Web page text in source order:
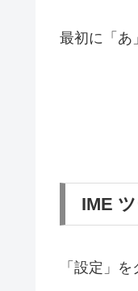
最初に「あ
IME
「設定」